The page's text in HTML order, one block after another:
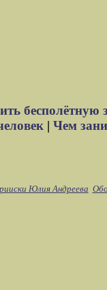
бесполётную
| Чем
Юлия Андреева